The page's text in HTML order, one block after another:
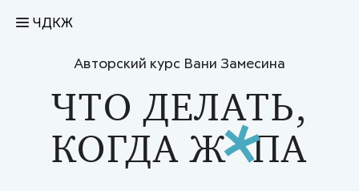
ЧДКЖ
Авторский курс Вани Замесина
ЧТО ДЕЛАТЬ,
КОГДАЖ ПА